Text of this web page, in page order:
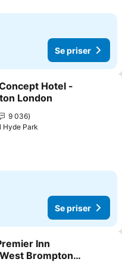
Se priser
til i favoritter
Hotel -
London
9 036
Hyde Park
Se priser
til i favoritter
Inn
Brompton